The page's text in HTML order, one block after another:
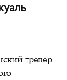
тренер